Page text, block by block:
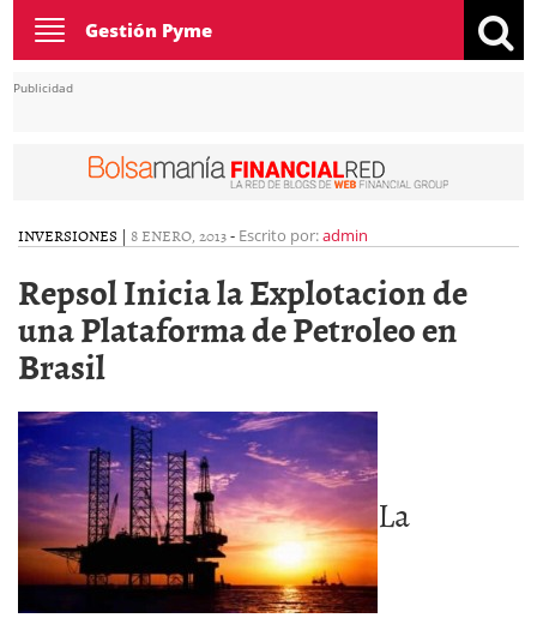
Toggle
navigation
Gestión Pyme
Publicidad
INVERSIONES | 8 ENERO, 2013- Escrito por:admin
Repsol Inicia la Explotacion de
una Plataforma de Petroleo en
Brasil
La